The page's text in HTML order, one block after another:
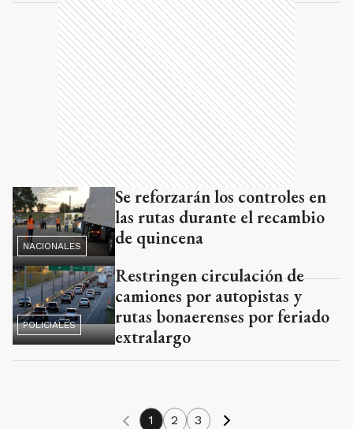
NACIONALES
Se reforzarán los controles en
las rutas durante el recambio
de quincena
POLICIALES
Restringen circulación de
camiones por autopistas y
rutas bonaerenses por feriado
extralargo
1 2 3